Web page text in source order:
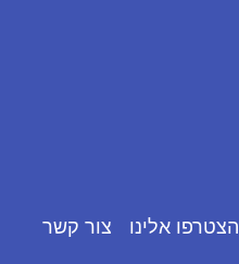
הצטרפו אלינו צור קשר